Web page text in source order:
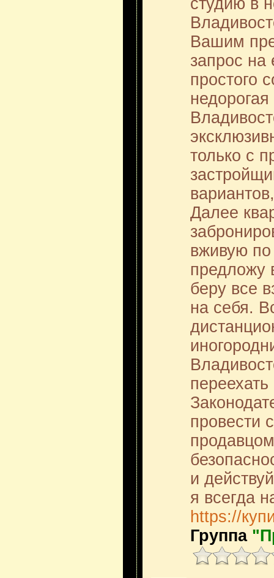
студию в
Вашим
запрос
простого
только с
Далее
вживую
предложу
беру все
на себя.
переехать
провести
и
я всегда
https://
Группа